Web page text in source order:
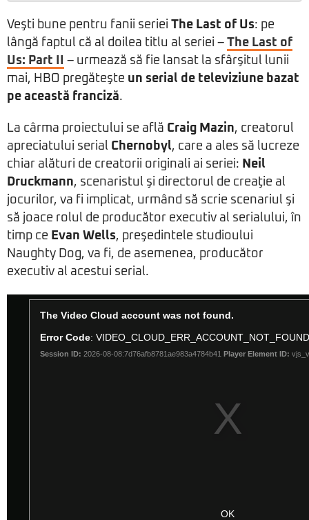
Veşti bune pentru fanii seriei The Last of Us: pe
lângă faptul că al doilea titlu al seriei – The Last of
Us: Part II
– urmează să fie lansat la sfârşitul lunii
mai, HBO pregăteşte un serial de televiziune bazat
pe această franciză.
La cârma proiectului se află Craig Mazin, creatorul
apreciatului serial Chernobyl, care a ales să lucreze
chiar alături de creatorii originali ai seriei: Neil
Druckmann, scenaristul şi directorul de creaţie al
jocurilor, va fi implicat, urmând să scrie scenariul şi
să joace rolul de producător executiv al serialului, în
timp ce Evan Wells, preşedintele studioului
Naughty Dog, va fi, de asemenea, producător
executiv al acestui serial.